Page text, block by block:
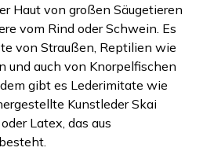
Haut von großen Säugetieren
vom Rind oder Schwein. Es
von Straußen, Reptilien wie
und auch von Knorpelfischen
gibt es Lederimitate wie
Kunstleder Skai
Latex, das aus